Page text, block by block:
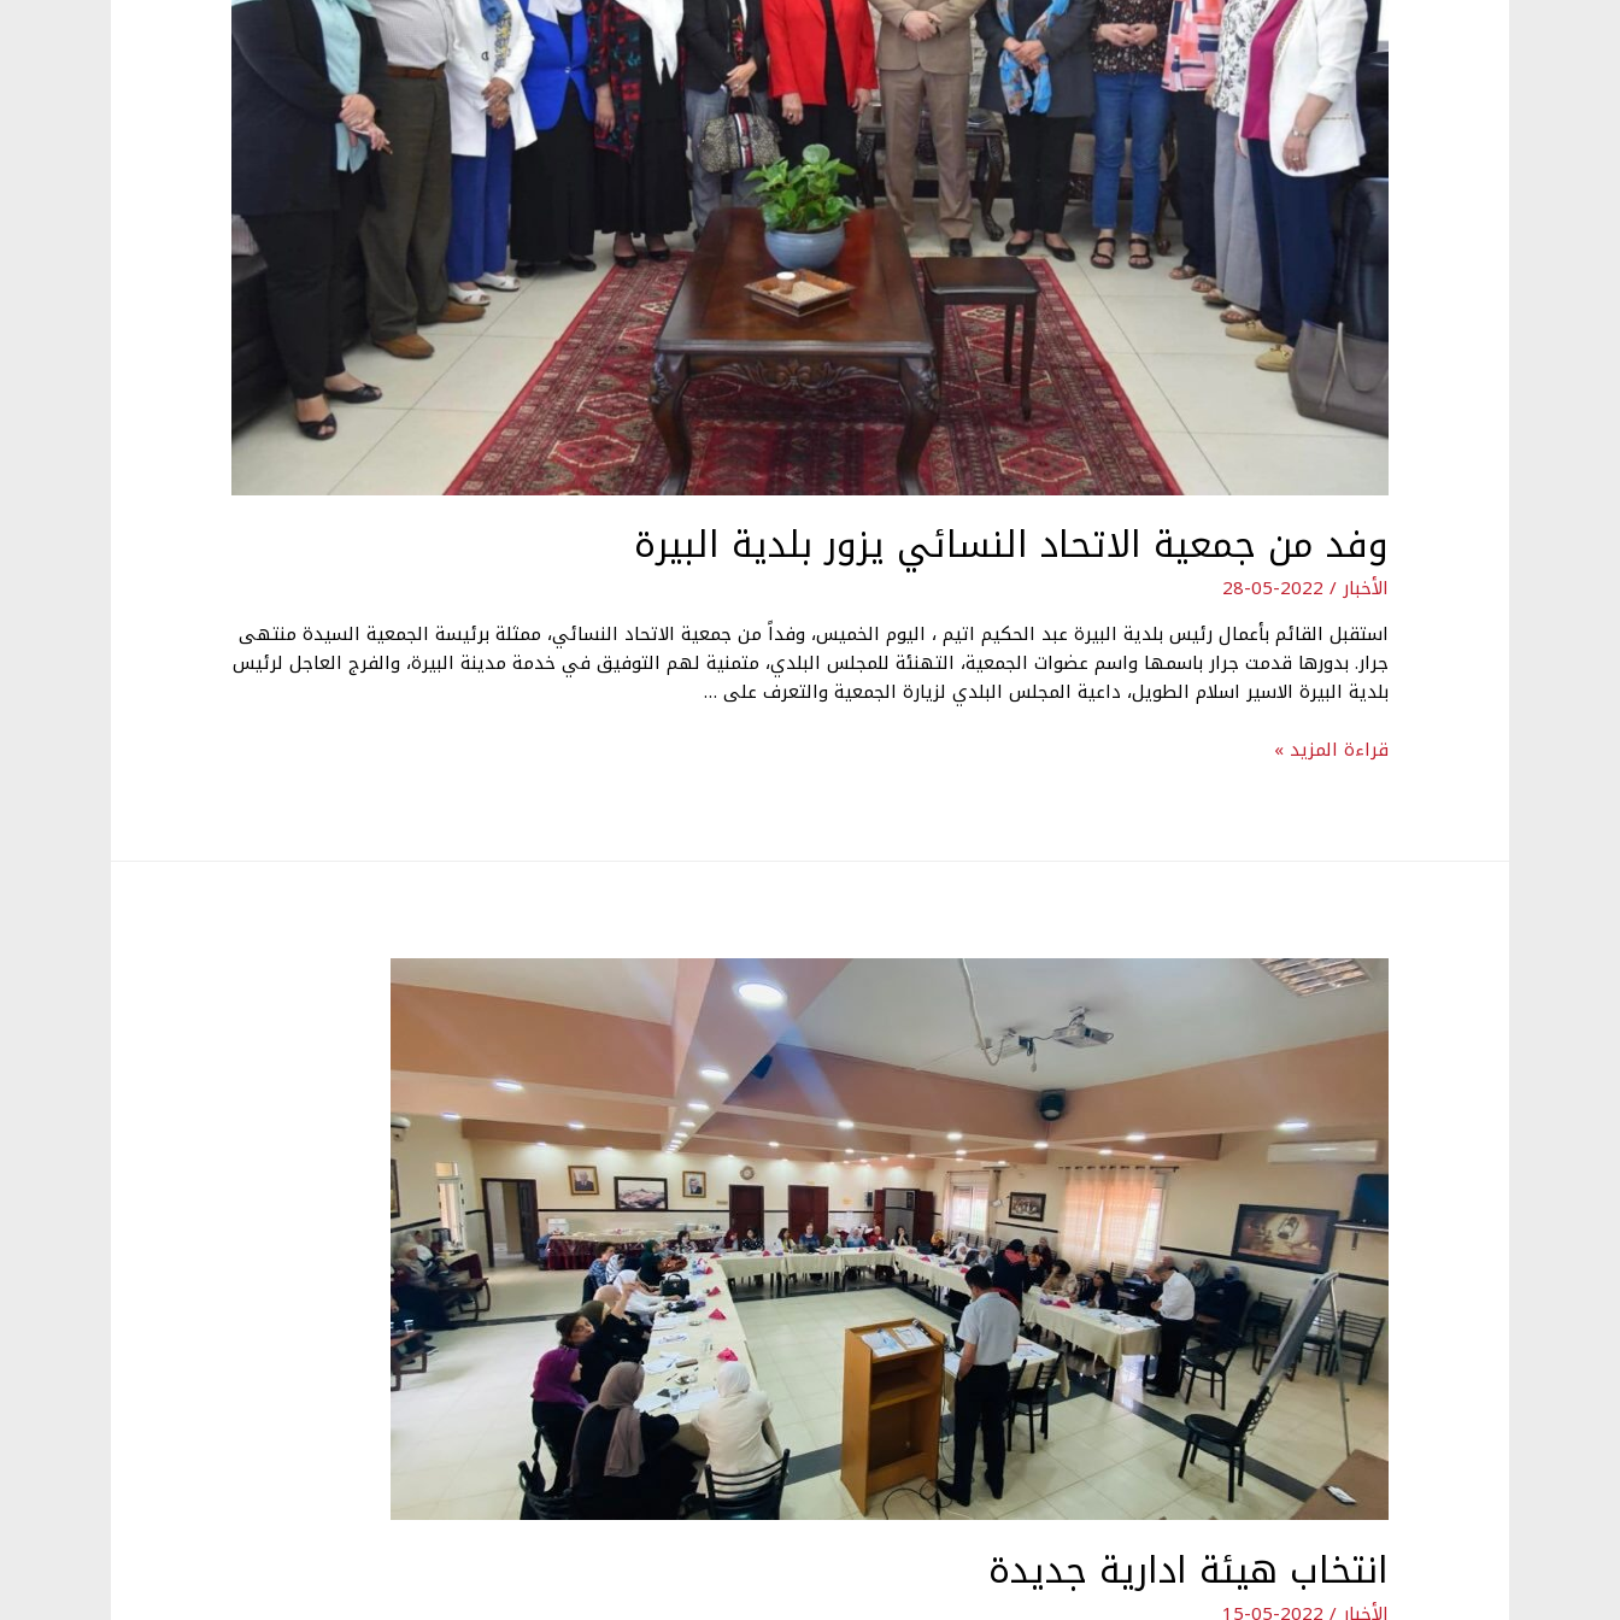
وفد من جمعية الاتحاد النسائي يزور بلدية البيرة
الأخبار/
2022-05-28
استقبل القائم بأعمال رئيس بلدية البيرة عبد الحكيم اتيم ، اليوم الخميس، وفداً من جمعية الاتحاد النسائي، ممثلة برئيسة الجمعية السيدة منتهى
جرار. بدورها قدمت جرار باسمها واسم عضوات الجمعية، التهنئة للمجلس البلدي، متمنية لهم التوفيق في خدمة مدينة البيرة، والفرج العاجل لرئيس
بلدية البيرة الاسير اسلام الطويل، داعية المجلس البلدي لزيارة الجمعية والتعرف على …
قراءة المزيد »
انتخاب هيئة ادارية جديدة